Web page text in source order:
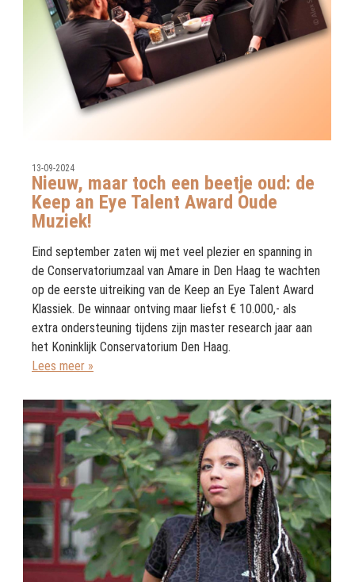
13-09-2024
Nieuw, maar toch een beetje oud: de
Keep an Eye Talent Award Oude
Muziek!
Eind september zaten wij met veel plezier en spanning in
de Conservatoriumzaal van Amare in Den Haag te wachten
op de eerste uitreiking van de Keep an Eye Talent Award
Klassiek. De winnaar ontving maar liefst € 10.000,- als
extra ondersteuning tijdens zijn master research jaar aan
het Koninklijk Conservatorium Den Haag.
Lees meer »